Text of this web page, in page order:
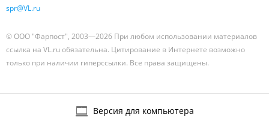
spr@VL.ru
© ООО "Фарпост", 2003—2026 При любом использовании материалов
ссылка на VL.ru обязательна. Цитирование в Интернете возможно
только при наличии гиперссылки. Все права защищены.
Версия для компьютера